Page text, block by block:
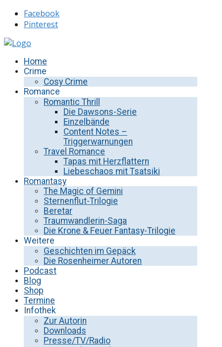
Facebook
Pinterest
Home
Crime
Cosy Crime
Romance
Romantic Thrill
Die Dawsons-Serie
Einzelbände
Content Notes –
Triggerwarnungen
Travel Romance
Tapas mit Herzflattern
Liebeschaos mit Tsatsiki
Romantasy
The Magic of Gemini
Sternenflut-Trilogie
Beretar
Traumwandlerin-Saga
Die Krone & Feuer Fantasy-Trilogie
Weitere
Geschichten im Gepäck
Die Rosenheimer Autoren
Podcast
Blog
Shop
Termine
Infothek
Zur Autorin
Downloads
Presse/TV/Radio